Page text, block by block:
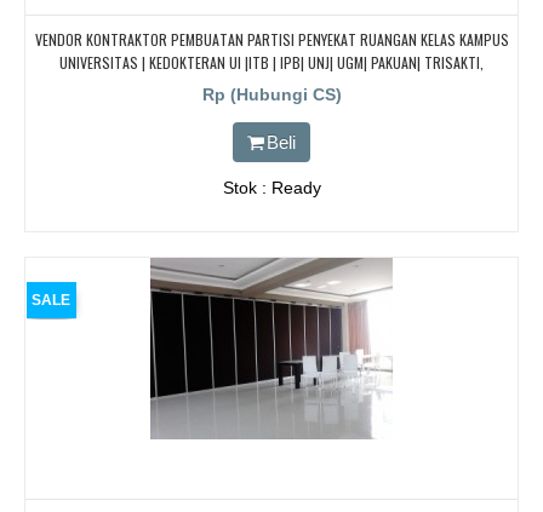
VENDOR KONTRAKTOR PEMBUATAN PARTISI PENYEKAT RUANGAN KELAS KAMPUS
UNIVERSITAS | KEDOKTERAN UI |ITB | IPB| UNJ| UGM| PAKUAN| TRISAKTI,
BANDUNG, BANDUNG, BANDUNG, BANDUNG, BANDUNG, BANDUNG, BANDUNG
Rp (Hubungi CS)
Beli
Stok : Ready
SALE